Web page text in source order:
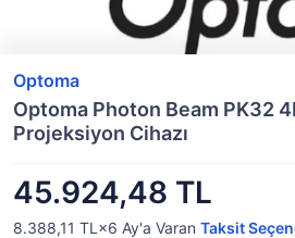
Optoma
Optoma Photon Beam PK32
Projeksiyon Cihazı
45.924,48 TL
8.388,11 TL×6 Ay'a Varan Taksit